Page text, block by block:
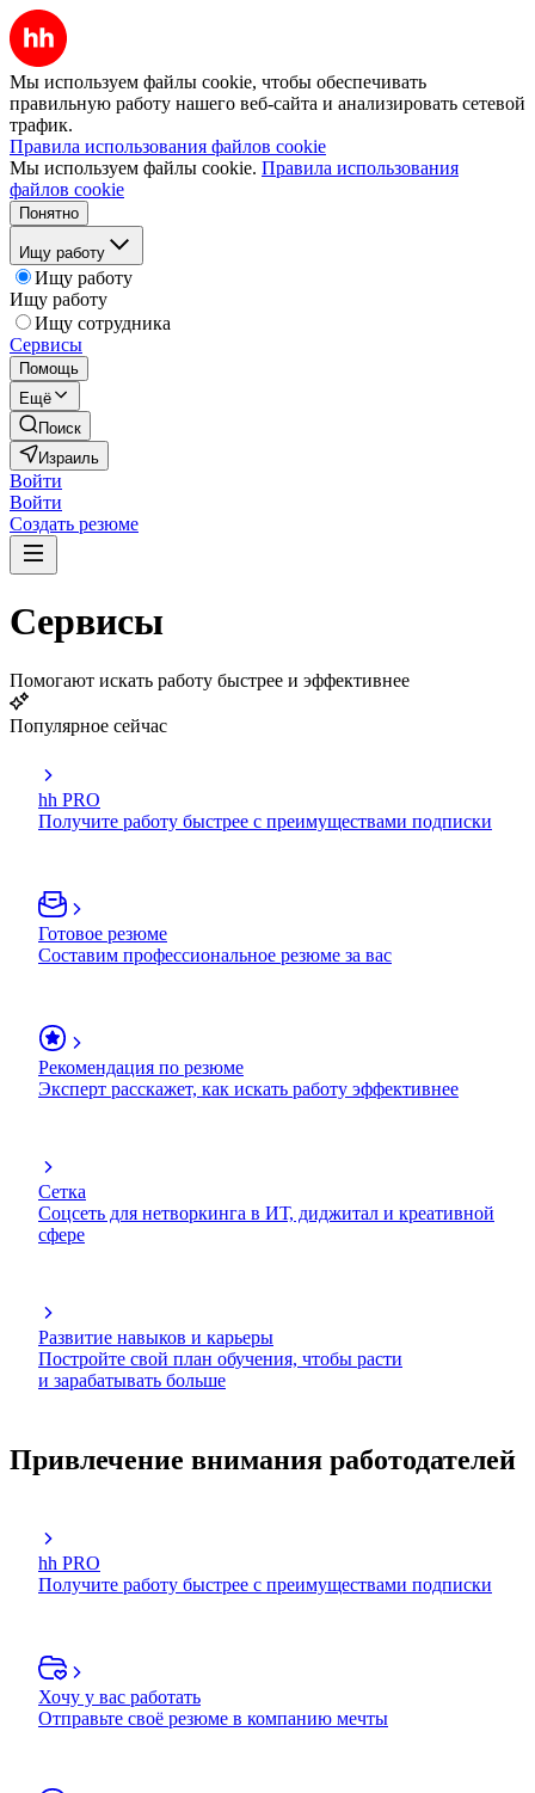
Мы используем файлы cookie, чтобы обеспечивать
правильную работу нашего веб-сайта и анализировать сетевой
трафик.
Правила использования файлов cookie
Мы используем файлы cookie. Правила использования
файлов cookie
Понятно
Ищу работу
Ищу работу
Ищу работу
Ищу сотрудника
Сервисы
Помощь
Ещё
Поиск
Израиль
Войти
Войти
Создать резюме
Сервисы
Помогают искать работу быстрее и эффективнее
Популярное сейчас
hh PRO
Получите работу быстрее с преимуществами подписки
Готовое резюме
Составим профессиональное резюме за вас
Рекомендация по резюме
Эксперт расскажет, как искать работу эффективнее
Сетка
Соцсеть для нетворкинга в ИТ, диджитал и креативной
сфере
Развитие навыков и карьеры
Постройте свой план обучения, чтобы расти
и зарабатывать больше
Привлечение внимания работодателей
hh PRO
Получите работу быстрее с преимуществами подписки
Хочу у вас работать
Отправьте своё резюме в компанию мечты